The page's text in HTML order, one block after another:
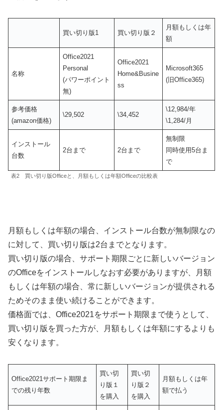
買い切り版1 買い切り版２
月額もしくは年
額
名称
Office2021
Personal
(パワーポイント
無)
Office2021
Home&Busine
ss
Microsoft365
(旧Office365)
参考価格
(amazon価格)
\29,502 \34,452
\12,984/年
\1,284/月
インストール
台数
2台まで 2台まで
無制限
同時使用5台ま
で
表2 買い切り版Officeと、月額もしくは年額Officeの比較表
月額もしくは年額の場合、インストール台数が無制限なの
に対して、買い切り版は2台までとなります。
買い切り版の場合、サポート期限ごとに新しいバージョン
のOfficeをインストールしなおす必要がありますが、月額
もしくは年額の場合、常に新しいバージョンが提供される
ためそのまま使い続けることができます。
価格面では、Office2021をサポート期限まで使うとして、
買い切り版を買った方が、月額もしくは年額にするよりも
安くなります。
Office2021サポート期限ま
での残り年数
買い切
り版１
を購入
買い切
り版２
を購入
月額もしくは年
額で払う